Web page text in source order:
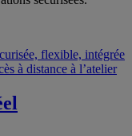
flexible, intégrée
à distance à l’atelier